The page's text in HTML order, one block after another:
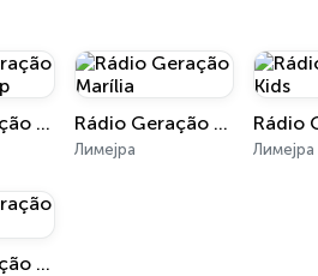
Rádio Geração Hip-Hop Rap Rádio Geração Marília
Лимејра Лимејра
Rádio Geração Raiz